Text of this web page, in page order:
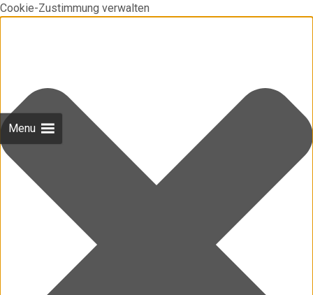
Cookie-Zustimmung verwalten
Menu